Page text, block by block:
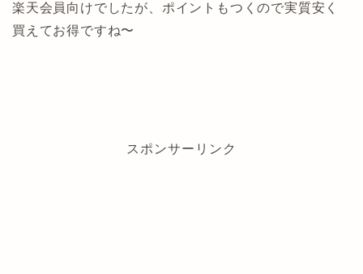
楽天会員向けでしたが、ポイントもつくので実質安く
買えてお得ですね〜
スポンサーリンク